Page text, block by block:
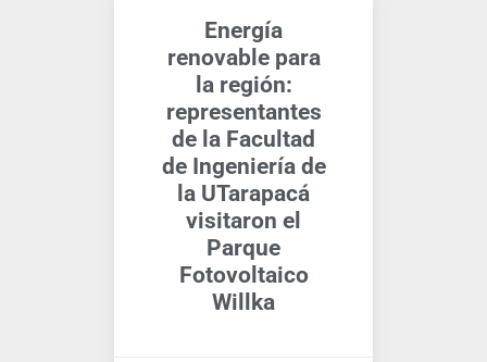
Energía
renovable para
la región:
representantes
de la Facultad
de Ingeniería de
la UTarapacá
visitaron el
Parque
Fotovoltaico
Willka